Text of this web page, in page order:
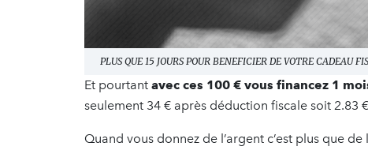
PLUS QUE 15 JOURS POUR BENEFICIER DE VOTRE CADEAU
Et pourtant avec ces 100 € vous financez 1
seulement 34 € après déduction fiscale soit 2.83
Quand vous donnez de l’argent c’est plus que